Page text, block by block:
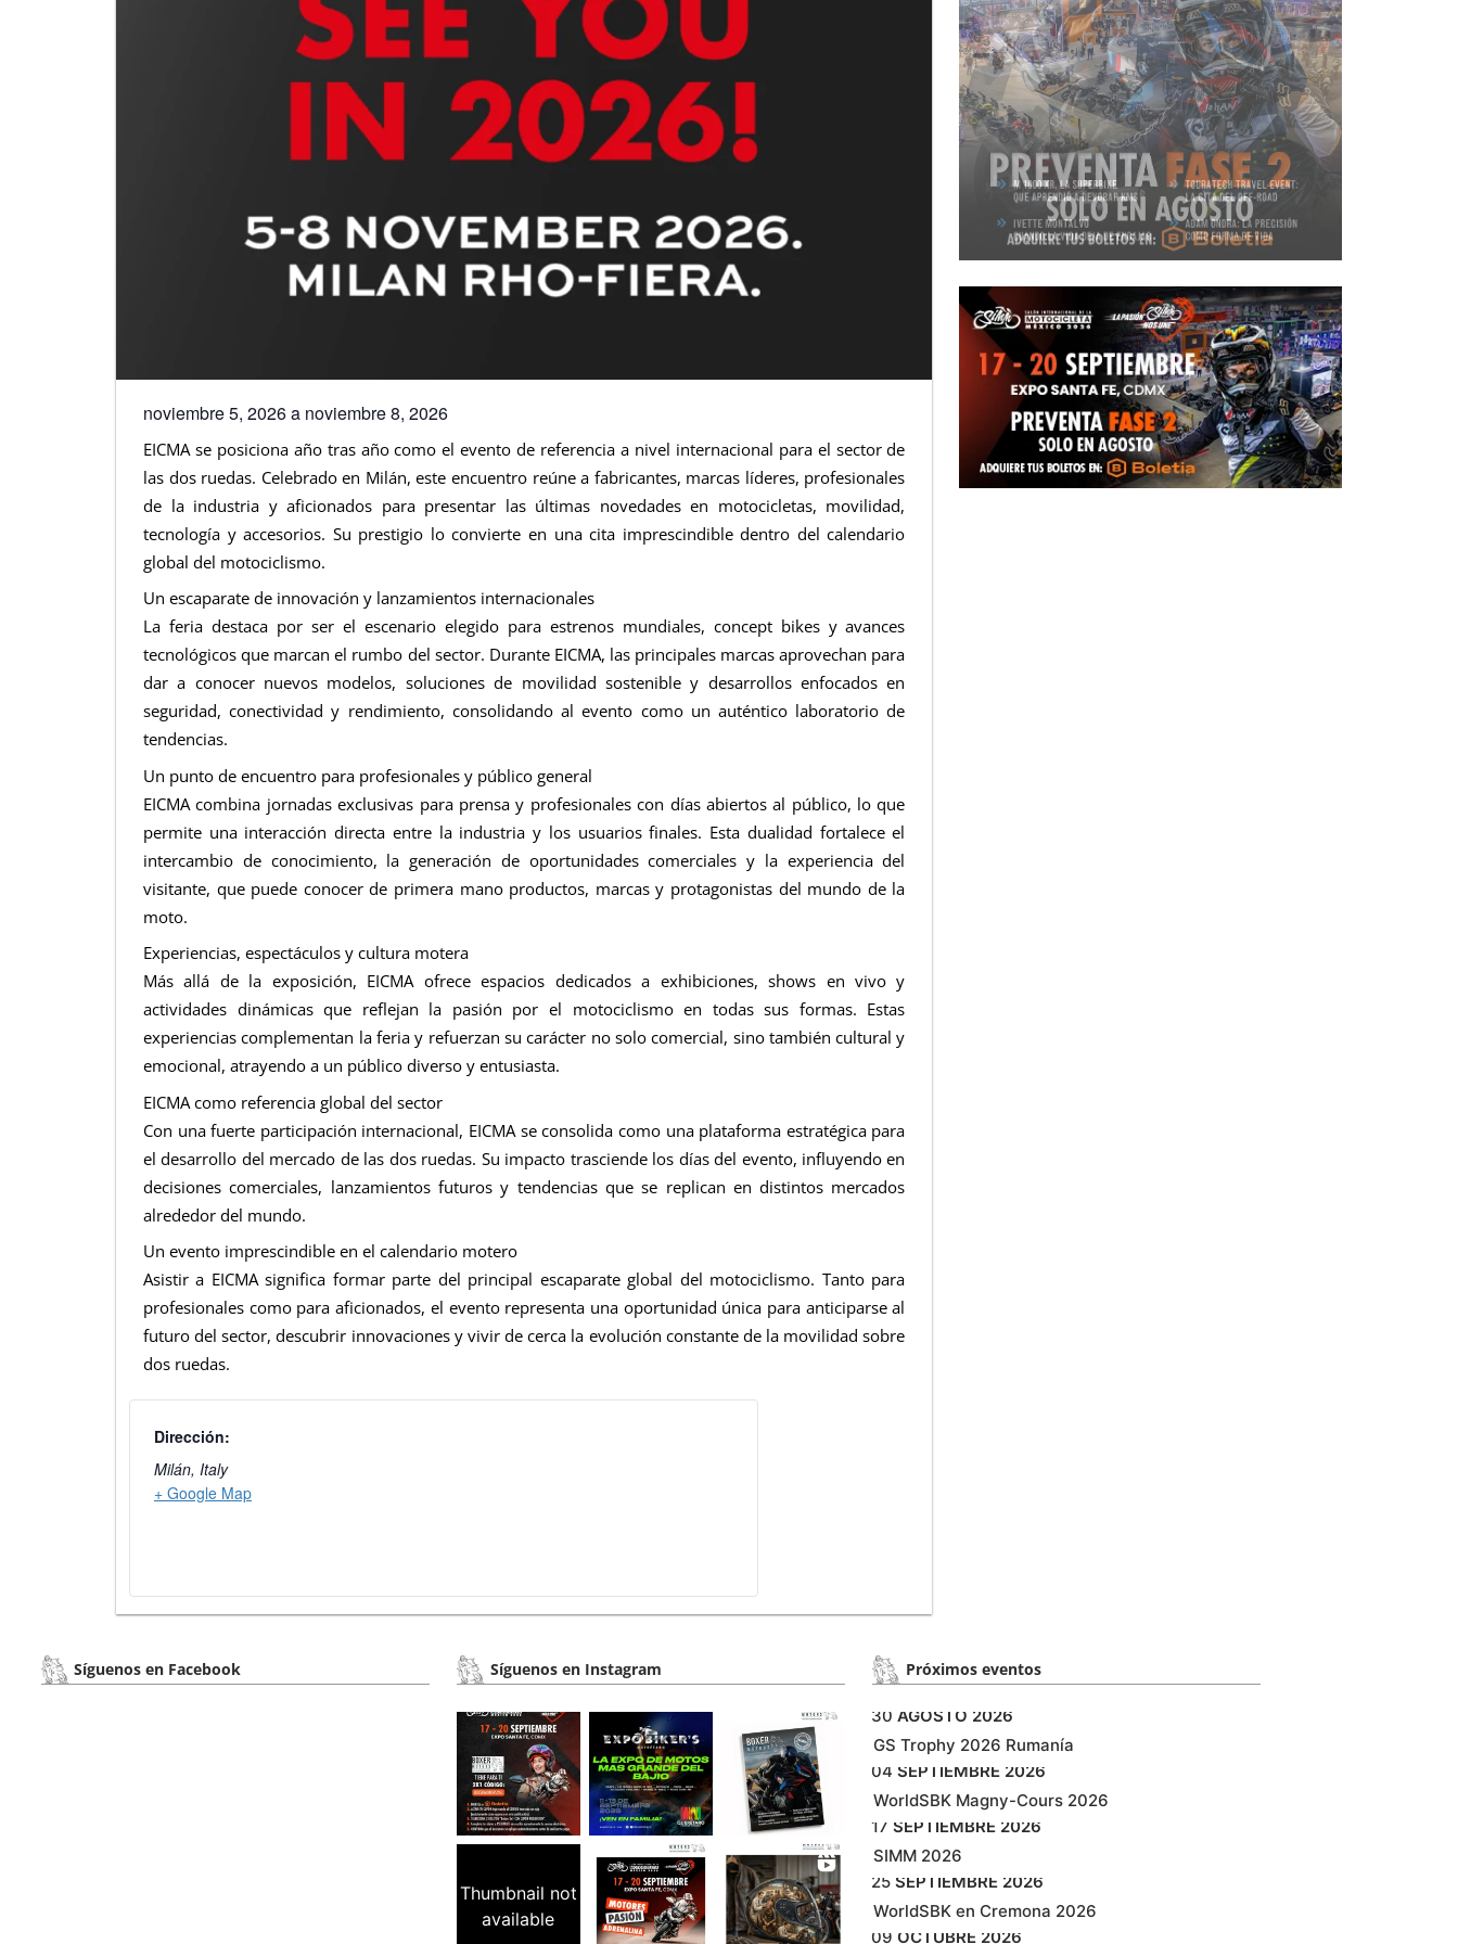
noviembre 5, 2026a noviembre 8, 2026
EICMA se posiciona año tras año como el evento de referencia a nivel internacional para el sector de
las dos ruedas. Celebrado en Milán, este encuentro reúne a fabricantes, marcas líderes, profesionales
de la industria y aficionados para presentar las últimas novedades en motocicletas, movilidad,
tecnología y accesorios. Su prestigio lo convierte en una cita imprescindible dentro del calendario
global del motociclismo.
Un escaparate de innovación y lanzamientos internacionales
La feria destaca por ser el escenario elegido para estrenos mundiales, concept bikes y avances
tecnológicos que marcan el rumbo del sector. Durante EICMA, las principales marcas aprovechan para
dar a conocer nuevos modelos, soluciones de movilidad sostenible y desarrollos enfocados en
seguridad, conectividad y rendimiento, consolidando al evento como un auténtico laboratorio de
tendencias.
Un punto de encuentro para profesionales y público general
EICMA combina jornadas exclusivas para prensa y profesionales con días abiertos al público, lo que
permite una interacción directa entre la industria y los usuarios finales. Esta dualidad fortalece el
intercambio de conocimiento, la generación de oportunidades comerciales y la experiencia del
visitante, que puede conocer de primera mano productos, marcas y protagonistas del mundo de la
moto.
Experiencias, espectáculos y cultura motera
Más allá de la exposición, EICMA ofrece espacios dedicados a exhibiciones, shows en vivo y
actividades dinámicas que reflejan la pasión por el motociclismo en todas sus formas. Estas
experiencias complementan la feria y refuerzan su carácter no solo comercial, sino también cultural y
emocional, atrayendo a un público diverso y entusiasta.
EICMA como referencia global del sector
Con una fuerte participación internacional, EICMA se consolida como una plataforma estratégica para
el desarrollo del mercado de las dos ruedas. Su impacto trasciende los días del evento, influyendo en
decisiones comerciales, lanzamientos futuros y tendencias que se replican en distintos mercados
alrededor del mundo.
Un evento imprescindible en el calendario motero
Asistir a EICMA significa formar parte del principal escaparate global del motociclismo. Tanto para
profesionales como para aficionados, el evento representa una oportunidad única para anticiparse al
futuro del sector, descubrir innovaciones y vivir de cerca la evolución constante de la movilidad sobre
dos ruedas.
Dirección:
Milán, Italy
+ Google Map
Síguenos en Facebook Síguenos en Instagram
Thumbnail not
available
Próximos eventos​
30 AGOSTO 2026
GS Trophy 2026 Rumanía
04 SEPTIEMBRE 2026
WorldSBK Magny-Cours 2026
17 SEPTIEMBRE 2026
SIMM 2026
25 SEPTIEMBRE 2026
WorldSBK en Cremona 2026
09 OCTUBRE 2026